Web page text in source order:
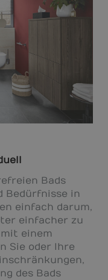
Bads
Bedürfnisse in
einfach darum,
einfacher zu
einem
Sie oder Ihre
des Bads